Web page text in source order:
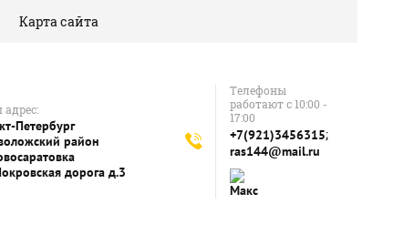
Карта сайта
Петербург
район
дорога д.3
Телефоны
работают с 10:00 -
17:00
+7(921)3456315;
ras144@mail.ru